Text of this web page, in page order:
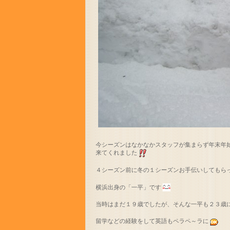
今シーズンはなかなかスタッフが集まらず年末
来てくれました
４シーズン前に冬の１シーズンお手伝いしても
横浜出身の「一平」です
当時はまだ１９歳でしたが、そんな一平も２３歳
留学などの経験をして英語もペラペ～ラに